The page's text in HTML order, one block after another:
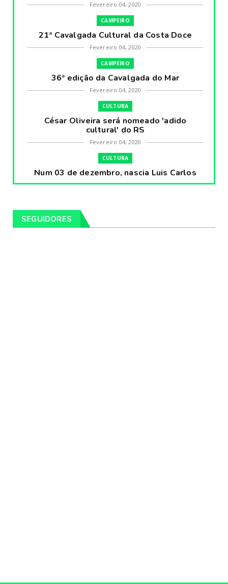
Fevereiro 04, 2020
CAMPEIRO
21ª Cavalgada Cultural da Costa Doce
Fevereiro 04, 2020
CAMPEIRO
36ª edição da Cavalgada do Mar
Fevereiro 04, 2020
CULTURA
César Oliveira será nomeado 'adido
cultural' do RS
Fevereiro 04, 2020
CULTURA
Num 03 de dezembro, nascia Luis Carlos
Prestes, o Cavaleiro ...
Pintores da Temática Gauchesca - parte
SEGUIDORES